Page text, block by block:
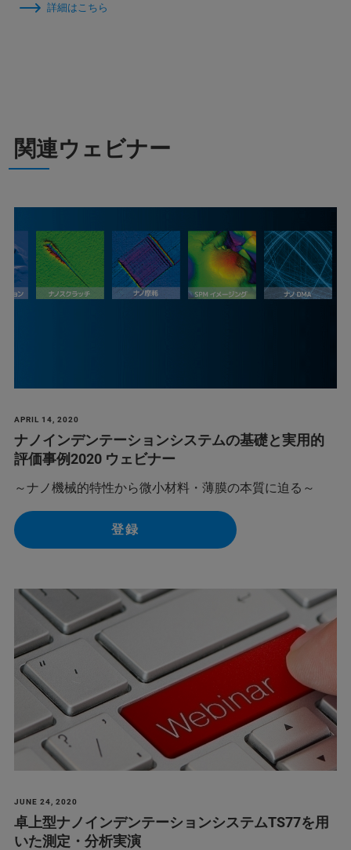
詳細はこちら
関連ウェビナー
APRIL 14, 2020
ナノインデンテーションシステムの基礎と実用的
評価事例2020 ウェビナー
～ナノ機械的特性から微小材料・薄膜の本質に迫る～
登録
JUNE 24, 2020
卓上型ナノインデンテーションシステムTS77を用
いた測定・分析実演